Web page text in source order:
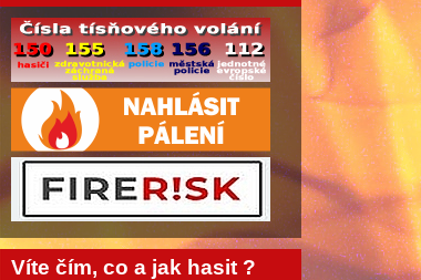
Víte čím, co a jak hasit ?